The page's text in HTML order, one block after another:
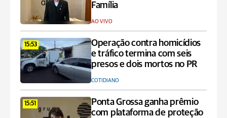
Família
AO VIVO
15:53
Operação contra homicídios
e tráfico termina com seis
presos e dois mortos no PR
COTIDIANO
15:51
Ponta Grossa ganha prêmio
com plataforma de proteção